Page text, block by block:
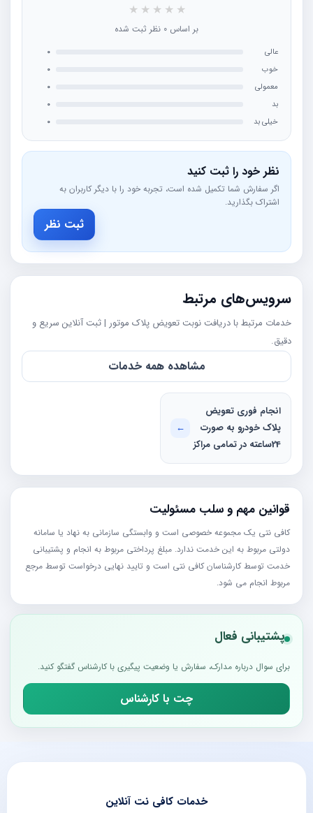
★
★
★
★
★
بر اساس 0 نظر ثبت شده
عالی
0
خوب
0
معمولی
0
بد
0
خیلی بد
0
نظر خود را ثبت کنید
اگر سفارش شما تکمیل شده است، تجربه خود را با دیگر کاربران به
اشتراک بگذارید.
ثبت نظر
سرویس‌های مرتبط
خدمات مرتبط با دریافت نوبت تعویض پلاک موتور | ثبت آنلاین سریع و
دقیق.
مشاهده همه خدمات
انجام فوری تعویض
پلاک خودرو به صورت
24ساعته در تمامی مراکز
←
قوانین مهم و سلب مسئولیت
کافی نتی یک مجموعه خصوصی است و وابستگی سازمانی به نهاد یا سامانه
دولتی مربوط به این خدمت ندارد. مبلغ پرداختی مربوط به انجام و پشتیبانی
خدمت توسط کارشناسان کافی نتی است و تایید نهایی درخواست توسط مرجع
مربوط انجام می شود.
پشتیبانی فعال
برای سوال درباره مدارک، سفارش یا وضعیت پیگیری با کارشناس گفتگو کنید.
چت با کارشناس
خدمات کافی نت آنلاین